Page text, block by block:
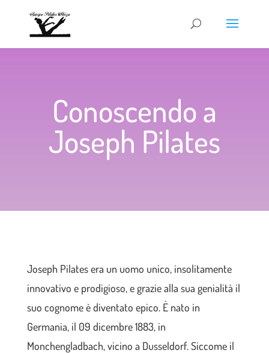
Conoscendo a
Joseph Pilates
Joseph Pilates era un uomo unico, insolitamente
innovativo e prodigioso, e grazie alla sua genialità il
suo cognome è diventato epico. È nato in
Germania, il 09 dicembre 1883, in
Monchengladbach, vicino a Dusseldorf. Siccome il